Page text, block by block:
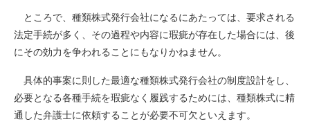
ところで、種類株式発行会社になるにあたっては、要求される
法定手続が多く、その過程や内容に瑕疵が存在した場合には、後
にその効力を争われることにもなりかねません。
具体的事案に則した最適な種類株式発行会社の制度設計をし、
必要となる各種手続を瑕疵なく履践するためには、種類株式に精
通した弁護士に依頼することが必要不可欠といえます。